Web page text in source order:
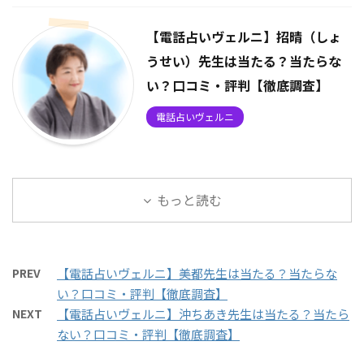
【電話占いヴェルニ】招晴（しょ
うせい）先生は当たる？当たらな
い？口コミ・評判【徹底調査】
電話占いヴェルニ
もっと読む
PREV
【電話占いヴェルニ】美都先生は当たる？当たらな
い？口コミ・評判【徹底調査】
NEXT
【電話占いヴェルニ】沖ちあき先生は当たる？当たら
ない？口コミ・評判【徹底調査】